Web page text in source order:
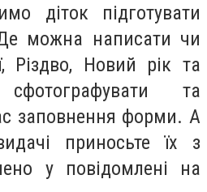
діток підготувати
можна написати чи
Різдво, Новий рік та
та
заповнення форми. А
приносьте їх з
у повідомлені на